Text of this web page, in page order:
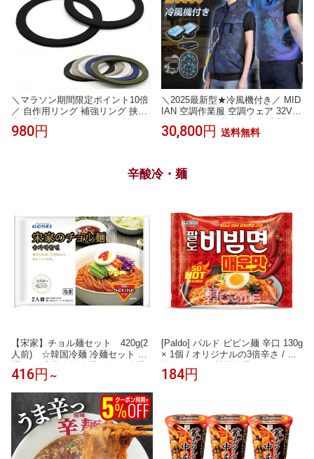
＼マラソン期間限定ポイント10倍
／ 自作用リング 補強リング 挟み
込み式 アイロン不要 縫い付け不
要 2枚セット ファン付き作業服 空
ン ファン付きウェア 作業服 作業
980円
＼2025最新型★冷風機付き／ MID
IAN 空調作業服 空調ウェア 32V 2
0000mAh 36h連続 冷却服 空調ベ
スト フルセット ファン付き 作業
薄型 UVカット UPF 50+ 建設作業
倉庫作業
30,800円 送料無料
辛酸冷・麺
【宋家】チョル麺セット 420g(2
人前) ☆韓国冷麺 冷麺セット 冷
麺スープ 業務用冷麺 冷やし冷麺
辛口ビビン麺 れいめん 宋家の冷
麺 チョル麺
416円 ～
[Paldo] パルド ビビン麺 辛口 130g
× 1個 / オリジナルの3倍辛さ / 韓
国ラーメン / 韓国食品 / メウン /
韓国ビビン麺 / 八道ラーメン
184円